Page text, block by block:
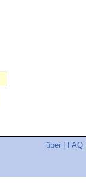
über FAQ